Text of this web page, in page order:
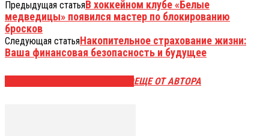
Предыдущая статьяВ хоккейном клубе «Белые
медведицы» появился мастер по блокированию
бросков
Следующая статьяНакопительное страхование жизни:
Ваша финансовая безопасность и будущее
ЕЩЕ ОТ АВТОРА